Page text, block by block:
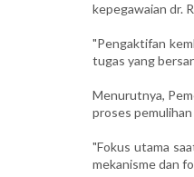
kepegawaian dr.
"Pengaktifan
tugas yang
Menurutnya,
proses
"Fokus utama
mekanisme dan